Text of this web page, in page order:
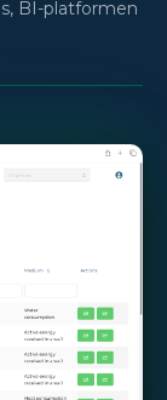
BI-platformen